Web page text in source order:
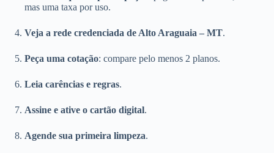
mas uma taxa por uso.
Veja a rede credenciada de Alto Araguaia – MT.
Peça uma cotação: compare pelo menos 2 planos.
Leia carências e regras.
Assine e ative o cartão digital.
Agende sua primeira limpeza.